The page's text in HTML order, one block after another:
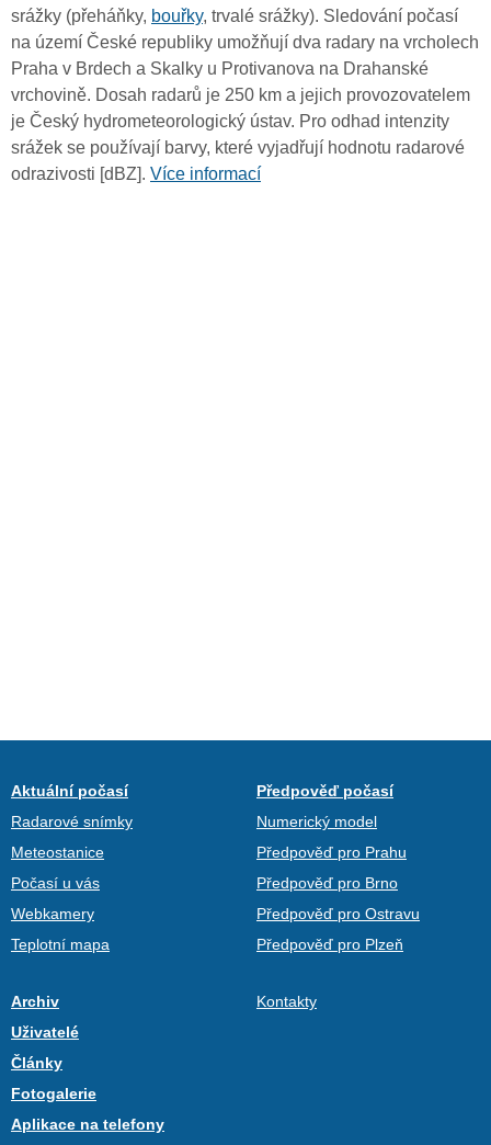
srážky (přeháňky, bouřky, trvalé srážky). Sledování počasí
na území České republiky umožňují dva radary na vrcholech
Praha v Brdech a Skalky u Protivanova na Drahanské
vrchovině. Dosah radarů je 250 km a jejich provozovatelem
je Český hydrometeorologický ústav. Pro odhad intenzity
srážek se používají barvy, které vyjadřují hodnotu radarové
odrazivosti [dBZ]. Více informací
Aktuální počasí
Radarové snímky
Meteostanice
Počasí u vás
Webkamery
Teplotní mapa
Předpověď počasí
Numerický model
Předpověď pro Prahu
Předpověď pro Brno
Předpověď pro Ostravu
Předpověď pro Plzeň
Archiv
Uživatelé
Články
Fotogalerie
Aplikace na telefony
Kontakty